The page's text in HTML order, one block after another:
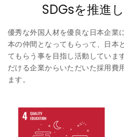
SDGsを推進
優秀な外国人材を優良な日本企業
本の仲間となってもらって、日本
てもらう事を目指し活動していま
だける企業からいただいた採用費
ます。